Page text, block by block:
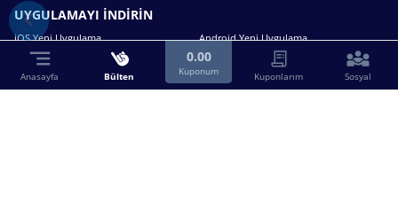
UYGULAMAYI İNDİRİN
iOS Yeni Uygulama Android Yeni Uygulama
Anasayfa Bülten
0.00
Kuponum Kuponlarım Sosyal